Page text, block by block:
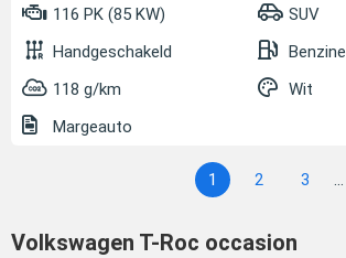
116 PK (85 KW)
SUV
Handgeschakeld
Benzine
118 g/km
Wit
Margeauto
1 2 3 ...
Volkswagen T-Roc occasion